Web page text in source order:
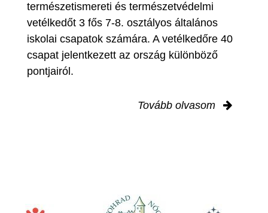
természetismereti és természetvédelmi
vetélkedőt 3 fős 7-8. osztályos általános
iskolai csapatok számára. A vetélkedőre 40
csapat jelentkezett az ország különböző
pontjairól.
Tovább olvasom